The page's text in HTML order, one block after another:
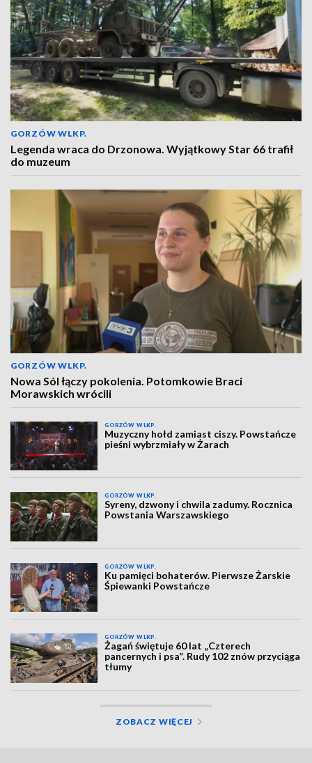
GORZÓW WLKP.
Legenda wraca do Drzonowa. Wyjątkowy Star 66 trafił
do muzeum
GORZÓW WLKP.
Nowa Sól łączy pokolenia. Potomkowie Braci
Morawskich wrócili
GORZÓW WLKP.
Muzyczny hołd zamiast ciszy. Powstańcze
pieśni wybrzmiały w Żarach
GORZÓW WLKP.
Syreny, dzwony i chwila zadumy. Rocznica
Powstania Warszawskiego
GORZÓW WLKP.
Ku pamięci bohaterów. Pierwsze Żarskie
Śpiewanki Powstańcze
GORZÓW WLKP.
Żagań świętuje 60 lat „Czterech
pancernych i psa”. Rudy 102 znów przyciąga
tłumy
ZOBACZ WIĘCEJ